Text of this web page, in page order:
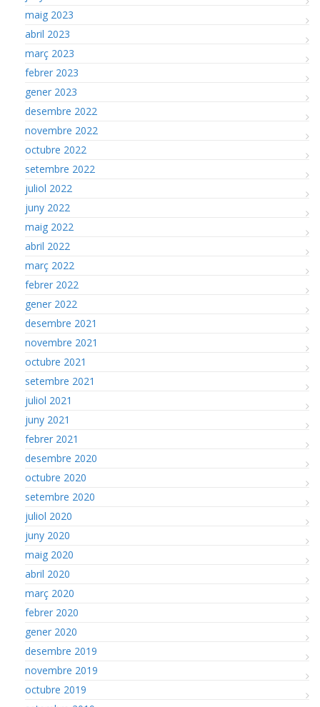
maig 2023
abril 2023
març 2023
febrer 2023
gener 2023
desembre 2022
novembre 2022
octubre 2022
setembre 2022
juliol 2022
juny 2022
maig 2022
abril 2022
març 2022
febrer 2022
gener 2022
desembre 2021
novembre 2021
octubre 2021
setembre 2021
juliol 2021
juny 2021
febrer 2021
desembre 2020
octubre 2020
setembre 2020
juliol 2020
juny 2020
maig 2020
abril 2020
març 2020
febrer 2020
gener 2020
desembre 2019
novembre 2019
octubre 2019